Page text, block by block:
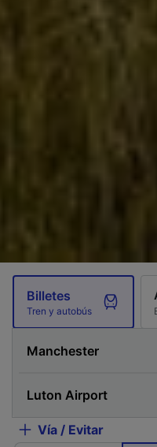
Billetes
Tren y autobús
Vía / Evitar